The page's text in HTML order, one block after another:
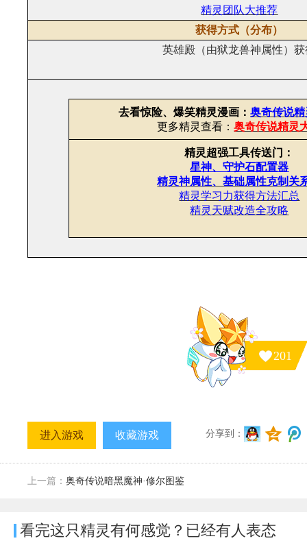
精灵团队大推荐
获得方式（分布）
英雄殿（由狱龙兽神属性）
去看惊险、爆笑精灵漫画：奥奇传说
更多精灵查看：奥奇传说精灵
精灵超强工具传送门：
星神、守护石配置器
精灵神属性、基础属性克制关
精灵学习力获得方法汇总
精灵天赋改造全攻略
201
进入游戏 收藏游戏 分享到：
上一篇： 奥奇传说暗黑魔神·修尔图鉴
看完这只精灵有何感觉？已经有人表态